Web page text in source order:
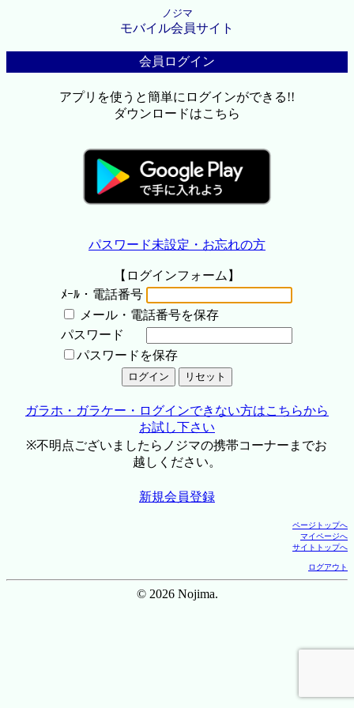
ノジマ
モバイル会員サイト
会員ログイン
アプリを使うと簡単にログインができる!!
ダウンロードはこちら
パスワード未設定・お忘れの方
【ログインフォーム】
ﾒｰﾙ・電話番号
メール・電話番号を保存
パスワード
パスワードを保存
ガラホ・ガラケー・ログインできない方はこちらから
お試し下さい
※不明点ございましたらノジマの携帯コーナーまでお
越しください。
新規会員登録
ページトップへ
マイページへ
サイトトップへ
ログアウト
© 2026 Nojima.